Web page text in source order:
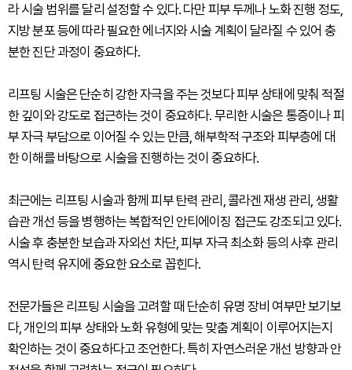
라 시술 범위를 달리 설정할 수 있다. 다만 피부 두께나 노화 진행 정도,
지방 분포 등에 따라 필요한 에너지와 시술 계획이 달라질 수 있어 충
분한 진단 과정이 중요하다.
리프팅 시술은 단순히 강한 자극을 주는 것보다 피부 상태에 맞춰 적절
한 깊이와 강도로 접근하는 것이 중요하다. 무리한 시술은 통증이나 피
부 자극 부담으로 이어질 수 있는 만큼, 해부학적 구조와 피부층에 대
한 이해를 바탕으로 시술을 진행하는 것이 중요하다.
최근에는 리프팅 시술과 함께 피부 탄력 관리, 콜라겐 재생 관리, 생활
습관 개선 등을 병행하는 복합적인 안티에이징 접근도 강조되고 있다.
시술 후 충분한 보습과 자외선 차단, 피부 자극 최소화 등의 사후 관리
역시 탄력 유지에 중요한 요소로 꼽힌다.
전문가들은 리프팅 시술을 고려할 때 단순히 유명 장비 여부만 보기보
다, 개인의 피부 상태와 노화 유형에 맞는 맞춤 계획이 이루어지는지
확인하는 것이 중요하다고 조언한다. 특히 자연스러운 개선 방향과 안